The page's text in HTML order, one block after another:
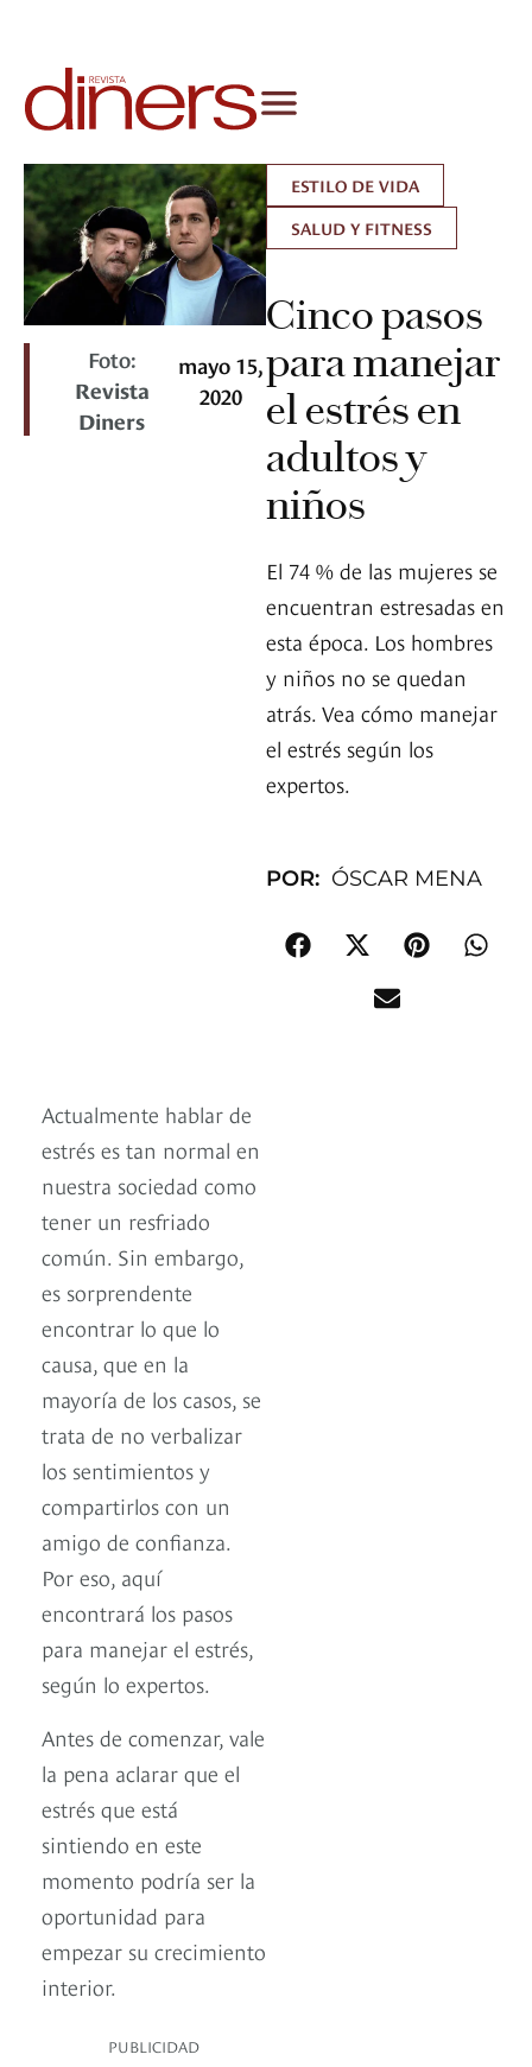
Foto:
Revista
Diners
mayo 15,
2020
ESTILO DE VIDA
SALUD Y FITNESS
Cinco pasos
para manejar
el estrés en
adultos y
niños
El 74 % de las mujeres se
encuentran estresadas en
esta época. Los hombres
y niños no se quedan
atrás. Vea cómo manejar
el estrés según los
expertos.
POR: ÓSCAR MENA
Actualmente hablar de
estrés es tan normal en
nuestra sociedad como
tener un resfriado
común. Sin embargo,
es sorprendente
encontrar lo que lo
causa, que en la
mayoría de los casos, se
trata de no verbalizar
los sentimientos y
compartirlos con un
amigo de confianza.
Por eso, aquí
encontrará los pasos
para manejar el estrés,
según lo expertos.
Antes de comenzar, vale
la pena aclarar que el
estrés que está
sintiendo en este
momento podría ser la
oportunidad para
empezar su crecimiento
interior.
PUBLICIDAD